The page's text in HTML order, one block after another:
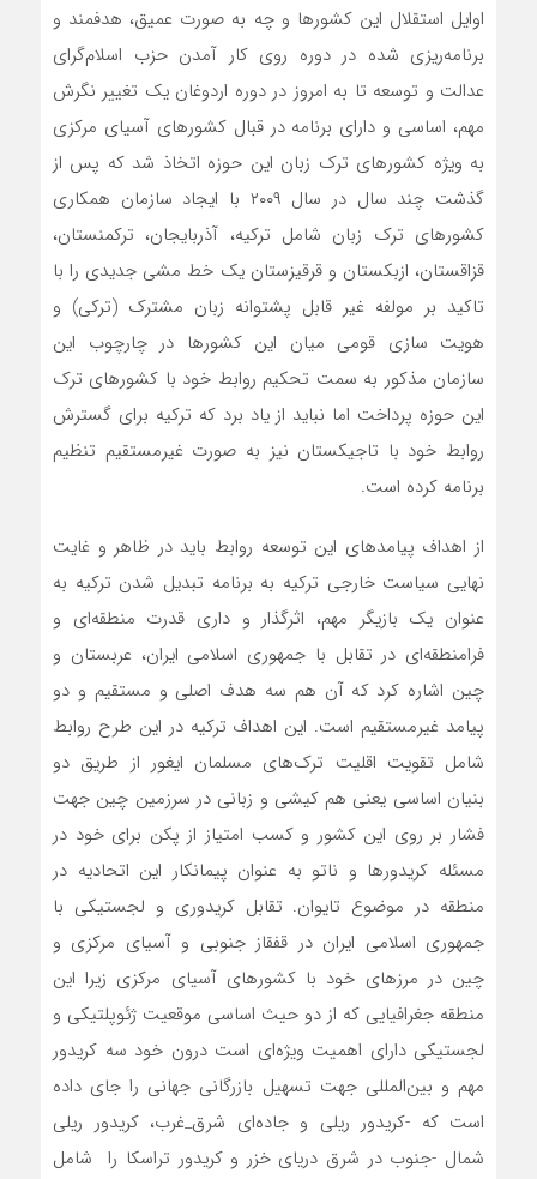
اوایل استقلال این کشورها و چه به صورت عمیق، هدفمند و
برنامه‌ریزی شده در دوره روی کار آمدن حزب اسلام‌گرای
عدالت و توسعه تا به امروز در دوره اردوغان یک تغییر نگرش
مهم، اساسی و دارای برنامه در قبال کشورهای آسیای مرکزی
به ویژه کشورهای ترک زبان این حوزه اتخاذ شد که پس از
گذشت چند سال در سال ۲۰۰۹ با ایجاد سازمان همکاری
کشورهای ترک زبان شامل ترکیه، آذربایجان، ترکمنستان،
قزاقستان، ازبکستان و قرقیزستان یک خط مشی جدیدی را با
تاکید بر مولفه غیر قابل پشتوانه زبان مشترک (ترکی) و
هویت سازی قومی میان این کشورها در چارچوب این
سازمان مذکور به سمت تحکیم روابط خود با کشورهای ترک
این حوزه پرداخت اما نباید از یاد برد که ترکیه برای گسترش
روابط خود با تاجیکستان نیز به صورت غیرمستقیم تنظیم
برنامه‌ کرده است.
از اهداف پیامدهای این توسعه روابط باید در ظاهر و غایت
نهایی سیاست خارجی ترکیه به برنامه تبدیل شدن ترکیه به
عنوان یک بازیگر مهم، اثر‌گذار و داری قدرت منطقه‌ای و
فرامنطقه‌ای در تقابل با جمهوری اسلامی ایران، عربستان و
چین اشاره کرد که آن هم سه هدف اصلی و مستقیم و دو
پیامد غیرمستقیم است. این اهداف ترکیه در این طرح روابط
شامل تقویت اقلیت ترک‌های مسلمان ایغور از طریق دو
بنیان اساسی یعنی هم کیشی و زبانی در سرزمین چین جهت
فشار بر روی این کشور و کسب امتیاز از پکن برای خود در
مسئله کریدورها و ناتو به عنوان پیمانکار این اتحادیه در
منطقه در موضوع تایوان. تقابل کریدوری و لجستیکی با
جمهوری اسلامی ایران در قفقاز جنوبی و آسیای مرکزی و
چین در مرزهای خود با کشورهای آسیای مرکزی زیرا این
منطقه جغرافیایی که از دو حیث اساسی موقعیت ژئوپلتیکی و
لجستیکی دارای اهمیت ویژه‌ای است درون خود سه کریدور
مهم و بین‌المللی جهت تسهیل بازرگانی جهانی را جای داده
است که -کریدور ریلی و جاده‌ای شرق_غرب، کریدور ریلی
شمال -جنوب در شرق دریای خزر و کریدور تراسکا را شامل